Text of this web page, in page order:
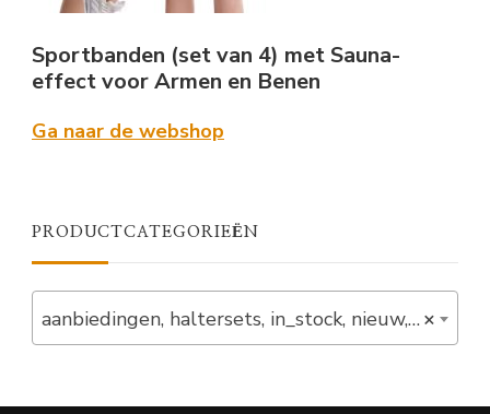
Sportbanden (set van 4) met Sauna-
effect voor Armen en Benen
Ga naar de webshop
PRODUCTCATEGORIEËN
×
aanbiedingen, haltersets, in_stock, nieuw, Overige haltersets, set, Set Aanbiedingen (6)